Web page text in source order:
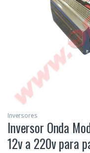
Inversores
Inversor Onda
12v a 220v para